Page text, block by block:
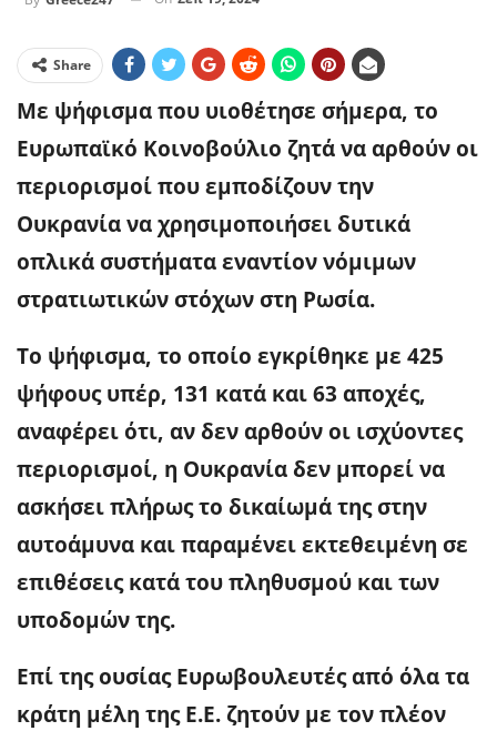
Share
Με ψήφισμα που υιοθέτησε σήμερα, το
Eυρωπαϊκό Κοινοβούλιο ζητά να αρθούν οι
περιορισμοί που εμποδίζουν την
Ουκρανία να χρησιμοποιήσει δυτικά
οπλικά συστήματα εναντίον νόμιμων
στρατιωτικών στόχων στη Ρωσία.
Το ψήφισμα, το οποίο εγκρίθηκε με 425
ψήφους υπέρ, 131 κατά και 63 αποχές,
αναφέρει ότι, αν δεν αρθούν οι ισχύοντες
περιορισμοί, η Ουκρανία δεν μπορεί να
ασκήσει πλήρως το δικαίωμά της στην
αυτοάμυνα και παραμένει εκτεθειμένη σε
επιθέσεις κατά του πληθυσμού και των
υποδομών της.
Επί της ουσίας Ευρωβουλευτές από όλα τα
κράτη μέλη της Ε.Ε. ζητούν με τον πλέον